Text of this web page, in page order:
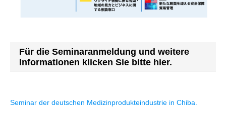
Für die Seminaranmeldung und weitere
Informationen klicken Sie bitte hier.
Seminar der deutschen Medizinprodukteindustrie in Chiba.